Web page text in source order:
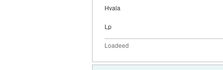
Hvala
Lp
Loadeed